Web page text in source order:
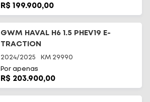
R$ 199.900,00
GWM HAVAL H6 1.5 PHEV19 E-
TRACTION
2024/2025 KM 29990
Por apenas
R$ 203.900,00